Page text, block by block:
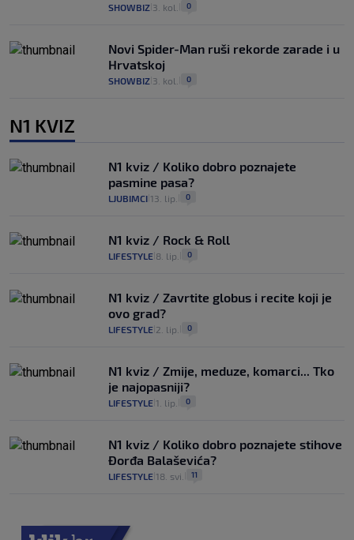
SHOWBIZ 3. kol. 0
Novi Spider-Man ruši rekorde zarade i u
Hrvatskoj
SHOWBIZ 3. kol. 0
N1 KVIZ
N1 kviz / Koliko dobro poznajete
pasmine pasa?
LJUBIMCI 13. lip. 0
N1 kviz / Rock & Roll
LIFESTYLE 8. lip. 0
N1 kviz / Zavrtite globus i recite koji je
ovo grad?
LIFESTYLE 2. lip. 0
N1 kviz / Zmije, meduze, komarci... Tko
je najopasniji?
LIFESTYLE 1. lip. 0
N1 kviz / Koliko dobro poznajete stihove
Đorđa Balaševića?
LIFESTYLE 18. svi. 11